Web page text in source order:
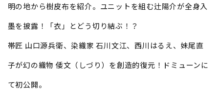
明の地から樹皮布を紹介。ユニットを組む辻陽介が全身入
墨を披露！「衣」とどう切り結ぶ！？
帯匠 山口源兵衛、染織家 石川文江、西川はるえ、妹尾直
子が幻の織物 倭文（しづり）を創造的復元！ドミューンに
て初公開。